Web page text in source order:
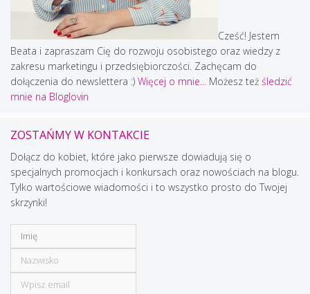
Cześć! Jestem
Beata i zapraszam Cię do rozwoju osobistego oraz wiedzy z
zakresu marketingu i przedsiębiorczości. Zachęcam do
dołączenia do newslettera :) Więcej o mnie... Możesz też śledzić
mnie na Bloglovin
ZOSTAŃMY W KONTAKCIE
Dołącz do kobiet, które jako pierwsze dowiadują się o
specjalnych promocjach i konkursach oraz nowościach na blogu.
Tylko wartościowe wiadomości i to wszystko prosto do Twojej
skrzynki!